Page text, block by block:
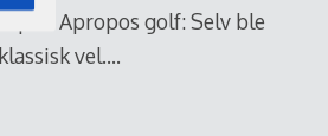
Apropos golf: Selv ble
vel….